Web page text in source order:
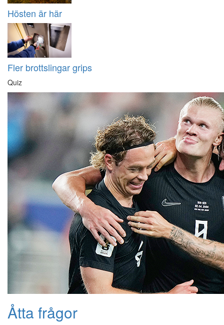
Hösten är här
Fler brottslingar grips
Quiz
Åtta frågor